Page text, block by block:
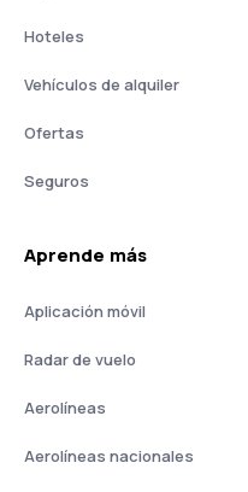
Hoteles
Vehículos de alquiler
Ofertas
Seguros
Aprende más
Aplicación móvil
Radar de vuelo
Aerolíneas
Aerolíneas nacionales